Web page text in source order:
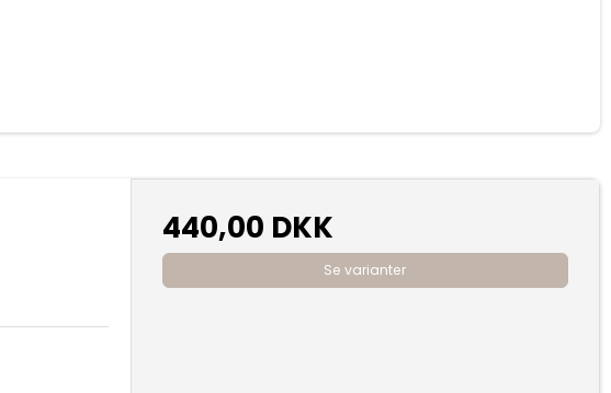
440,00 DKK
Se varianter